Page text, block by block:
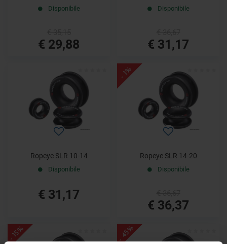
Disponibile
€ 29,88
Disponibile
€ 31,17
Ropeye SLR 10-14
Disponibile
€ 31,17
- 1%
Ropeye SLR 14-20
Disponibile
€ 36,37
- 15% - 45%